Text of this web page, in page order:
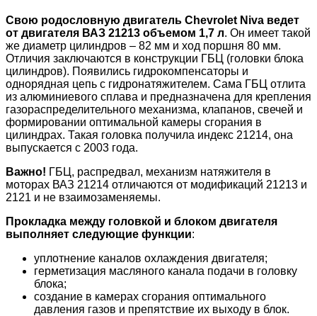
Свою родословную двигатель Chevrolet Niva ведет
от двигателя ВАЗ 21213 объемом 1,7 л. Он имеет такой
же диаметр цилиндров – 82 мм и ход поршня 80 мм.
Отличия заключаются в конструкции ГБЦ (головки блока
цилиндров). Появились гидрокомпенсаторы и
однорядная цепь с гидронатяжителем. Сама ГБЦ отлита
из алюминиевого сплава и предназначена для крепления
газораспределительного механизма, клапанов, свечей и
формировании оптимальной камеры сгорания в
цилиндрах. Такая головка получила индекс 21214, она
выпускается с 2003 года.
Важно! ГБЦ, распредвал, механизм натяжителя в
моторах ВАЗ 21214 отличаются от модификаций 21213 и
2121 и не взаимозаменяемы.
Прокладка между головкой и блоком двигателя
выполняет следующие функции:
уплотнение каналов охлаждения двигателя;
герметизация масляного канала подачи в головку
блока;
создание в камерах сгорания оптимального
давления газов и препятствие их выходу в блок.